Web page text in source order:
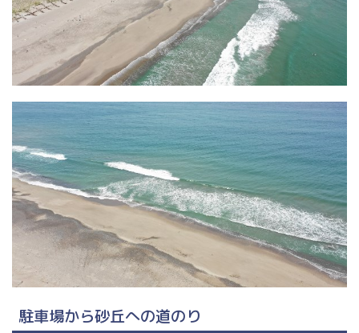
駐車場から砂丘への道のり